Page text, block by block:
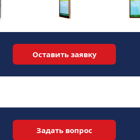
Оставить заявку
Задать вопрос